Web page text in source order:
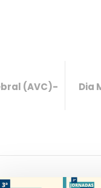
(AVC)-
Dia